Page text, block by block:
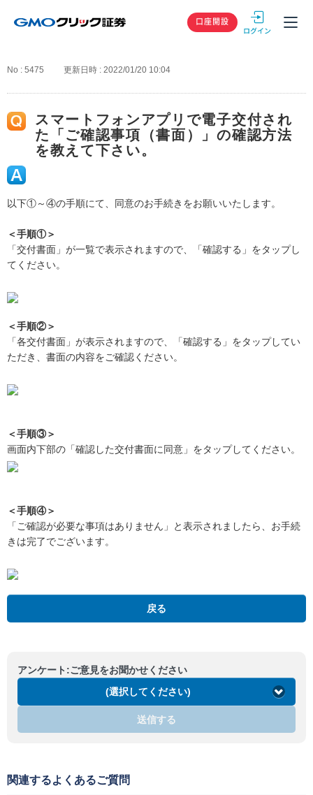
GMOクリック
口座開設
No : 5475 更新日時 : 2022/01/20 10:04
スマートフォンアプリで電子交付され
た「ご確認事項（書面）」の確認方法
を教えて下さい。
以下①～④の手順にて、同意のお手続きをお願いいたします。
＜手順①＞
「交付書面」が一覧で表示されますので、「確認する」をタップし
てください。
＜手順②＞
「各交付書面」が表示されますので、「確認する」をタップしてい
ただき、書面の内容をご確認ください。
＜手順③＞
画面内下部の「確認した交付書面に同意」をタップしてください。
＜手順④＞
「ご確認が必要な事項はありません」と表示されましたら、お手続
きは完了でございます。
戻る
アンケート:ご意見をお聞かせください
(選択してください)
送信する
関連するよくあるご質問